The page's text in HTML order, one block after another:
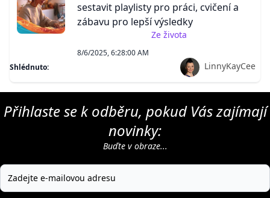
sestavit playlisty pro práci, cvičení a
zábavu pro lepší výsledky
Ze života
8/6/2025, 6:28:00 AM
Shlédnuto:
LinnyKayCee
Přihlaste se k odběru, pokud Vás zajímají
novinky:
Buďte v obraze...